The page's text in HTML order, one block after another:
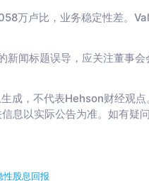
万卢比，业务稳定性差。
闻标题误导，应关注董事会
成，不代表Hehson财经观
息以实际公告为准。如有疑
股息回报